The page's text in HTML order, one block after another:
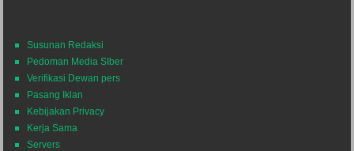
Susunan Redaksi
Pedoman Media SIber
Verifikasi Dewan pers
Pasang Iklan
Kebijakan Privacy
Kerja Sama
Servers